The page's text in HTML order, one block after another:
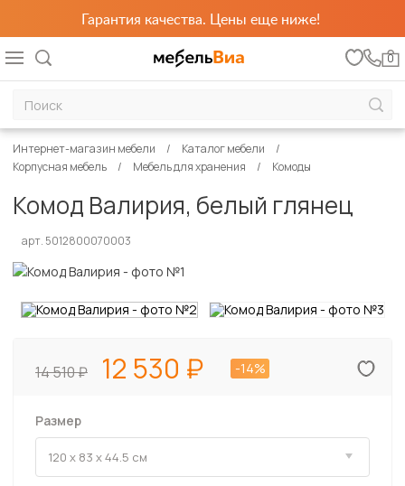
Гарантия качества. Цены еще ниже!
0
Интернет-магазин мебели
Каталог мебели
Корпусная мебель
Мебель для хранения Комоды
Комод Валирия, белый глянец
арт. 5012800070003
14 510 12 530 -14%
Размер